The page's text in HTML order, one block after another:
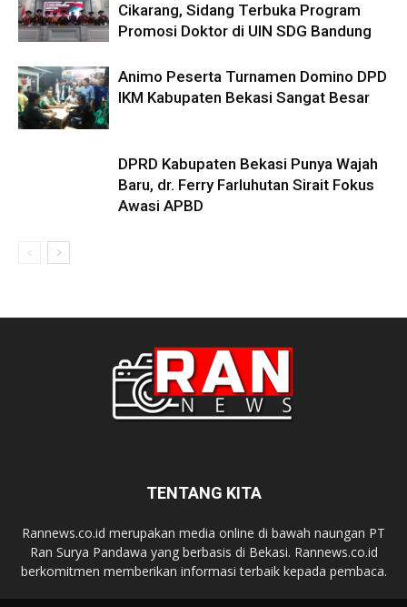
Cikarang, Sidang Terbuka Program
Promosi Doktor di UIN SDG Bandung
Animo Peserta Turnamen Domino DPD
IKM Kabupaten Bekasi Sangat Besar
DPRD Kabupaten Bekasi Punya Wajah
Baru, dr. Ferry Farluhutan Sirait Fokus
Awasi APBD
TENTANG KITA
Rannews.co.id merupakan media online di bawah naungan PT
Ran Surya Pandawa yang berbasis di Bekasi. Rannews.co.id
berkomitmen memberikan informasi terbaik kepada pembaca.